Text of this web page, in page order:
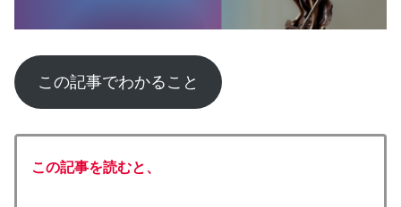
この記事でわかること
この記事を読むと、